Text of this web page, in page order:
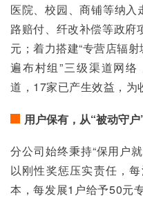
医院、校园、商铺等纳
路赔付、纤改补偿等政府
元；着力搭建“专营店辐
遍布村组”三级渠道网
道，17家已产生效益，为
用户保有，从“被动守
分公司始终秉持“保用户
以刚性奖惩压实责任，
本，每发展1户给予50元